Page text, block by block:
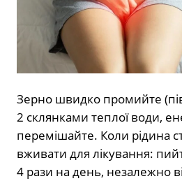
Зерно швидко промийте
2 склянками теплої води,
перемішайте. Коли рідина
вживати для лікування:
4 рази на день, незалежно